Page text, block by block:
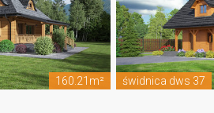
160.21m² świdnica dws 37